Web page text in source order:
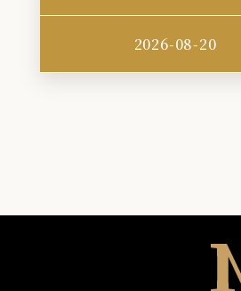
2026-08-20